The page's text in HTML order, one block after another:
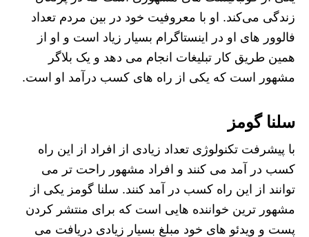
زندگی می‌کند. او با معروفیت خود در بین مردم تعداد
فالوور های او در اینستاگرام بسیار زیاد است و او از
همین طریق‌ کار تبلیغات انجام می دهد و یک بلاگر
مشهور است که یکی از راه های کسب درآمد او است.
سلنا گومز
با پیشرفت تکنولوژی تعداد زیادی از افراد از این راه
کسب در آمد می کنند و افراد مشهور راحت تر می
توانند از این راه کسب در آمد کنند. سلنا گومز یکی از
مشهور ترین خواننده هایی است که برای منتشر کردن
پست و ویدئو های خود مبلغ بسیار زیادی دریافت می